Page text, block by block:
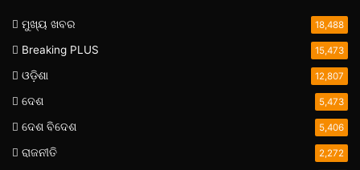
ମୁଖ୍ୟ ଖବର 18,488
Breaking PLUS 15,473
ଓଡ଼ିଶା 12,807
ଦେଶ 5,473
ଦେଶ ବିଦେଶ 5,406
ରାଜନୀତି 2,272